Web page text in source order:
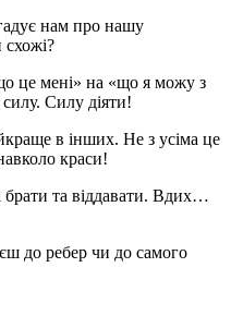
нам про нашу
це мені» на «що я можу з
Силу діяти!
в інших. Не з усіма це
краси!
та віддавати. Вдих…
до ребер чи до самого